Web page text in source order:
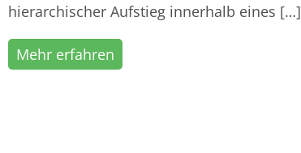
hierarchischer Aufstieg innerhalb eines […]
Mehr erfahren